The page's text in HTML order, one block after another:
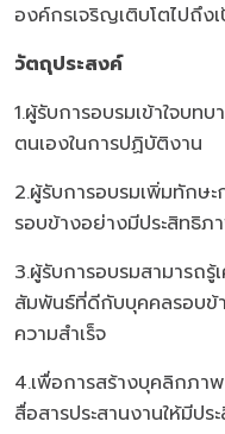
องค์กรเจริญเติบโตไปถึง
วัตถุประสงค์
1.ผู้รับการอบรมเข้าใจบท
ตนเองในการปฏิบัติงาน
2.ผู้รับการอบรมเพิ่มทักษ
รอบข้างอย่างมีประสิทธิภ
3.ผู้รับการอบรมสามารถ
สัมพันธ์ที่ดีกับบุคคลรอบข้
ความสำเร็จ
4.เพื่อการสร้างบุคลิกภา
สื่อสารประสานงานให้มีปร